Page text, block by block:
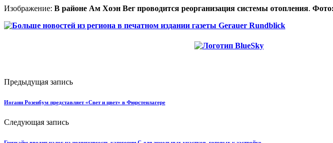
Изображение: В районе Ам Хоэн Вег проводится реорганизация системы отопления.
Предыдущая запись
Иоганн Розенбум представляет «Свет и цвет» в Фюрстенлагере
Следующая запись